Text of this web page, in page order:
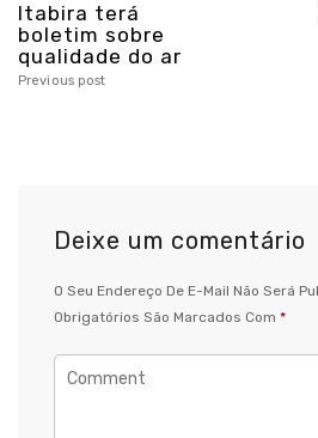
Itabira terá
boletim sobre
qualidade do ar
Previous post
Deixe um comentário
O Seu Endereço De E-Mail Não Será
Obrigatórios São Marcados Com *